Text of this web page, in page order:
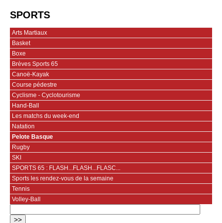
SPORTS
Arts Martiaux
Basket
Boxe
Brèves Sports 65
Canoë-Kayak
Course pédestre
Cyclisme - Cyclotourisme
Hand-Ball
Les matchs du week-end
Natation
Pelote Basque
Rugby
SKI
SPORTS 65 : FLASH...FLASH...FLASC...
Sports les rendez-vous de la semaine
Tennis
Volley-Ball